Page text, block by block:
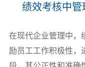
绩效考核中
在现代企业管理中，
励员工工作积极性，